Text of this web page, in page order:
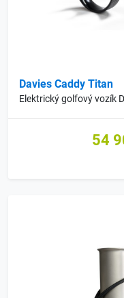
Davies Caddy Titan
Elektrický golfový vozík
54